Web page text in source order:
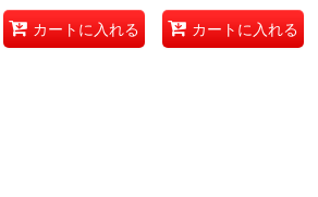
カートに入れる カートに入れる